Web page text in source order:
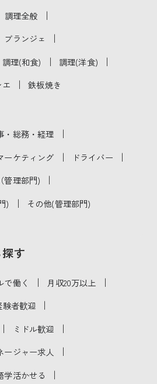
調理全般 ｜
ブランジェ ｜
調理(和食) ｜ 調理(洋食) ｜
｜ 鉄板焼き
・総務・経理 ｜
ーケティング ｜ ドライバー ｜
管理部門) ｜
) ｜ その他(管理部門)
す
で働く ｜ 月収20万以上 ｜
験者歓迎 ｜
｜ ミドル歓迎 ｜
ージャー求人 ｜
学活かせる ｜